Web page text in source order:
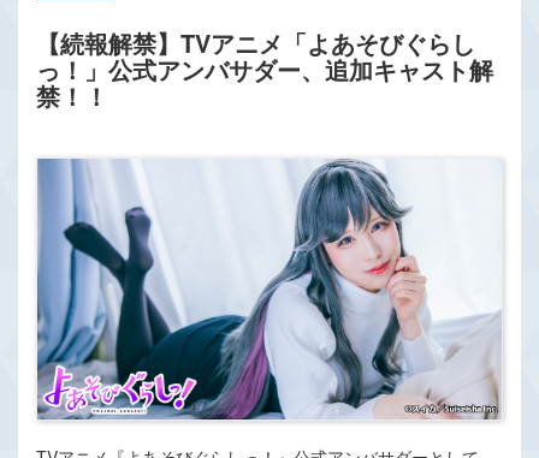
【続報解禁】TVアニメ「よあそびぐらし
っ！」公式アンバサダー、追加キャスト解
禁！！